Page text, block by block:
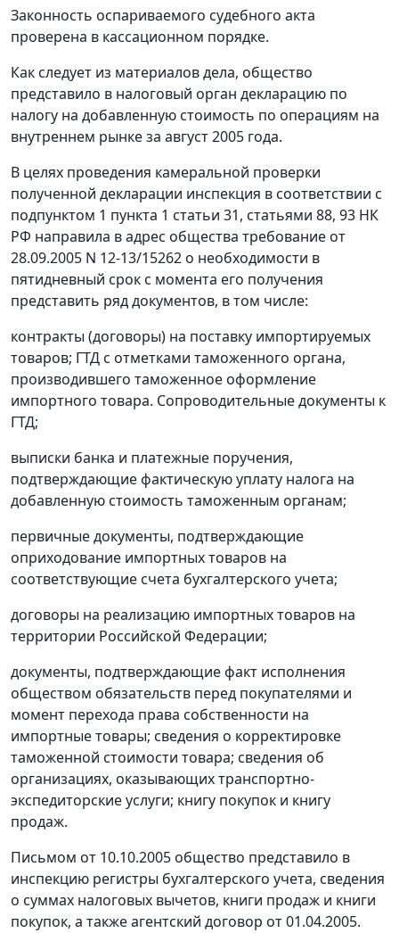
Законность оспариваемого судебного акта
проверена в кассационном порядке.
Как следует из материалов дела, общество
представило в налоговый орган декларацию по
налогу на добавленную стоимость по операциям на
внутреннем рынке за август 2005 года.
В целях проведения камеральной проверки
полученной декларации инспекция в соответствии с
подпунктом 1 пункта 1 статьи 31, статьями 88, 93 НК
РФ направила в адрес общества требование от
28.09.2005 N 12-13/15262 о необходимости в
пятидневный срок с момента его получения
представить ряд документов, в том числе:
контракты (договоры) на поставку импортируемых
товаров; ГТД с отметками таможенного органа,
производившего таможенное оформление
импортного товара. Сопроводительные документы к
ГТД;
выписки банка и платежные поручения,
подтверждающие фактическую уплату налога на
добавленную стоимость таможенным органам;
первичные документы, подтверждающие
оприходование импортных товаров на
соответствующие счета бухгалтерского учета;
договоры на реализацию импортных товаров на
территории Российской Федерации;
документы, подтверждающие факт исполнения
обществом обязательств перед покупателями и
момент перехода права собственности на
импортные товары; сведения о корректировке
таможенной стоимости товара; сведения об
организациях, оказывающих транспортно-
экспедиторские услуги; книгу покупок и книгу
продаж.
Письмом от 10.10.2005 общество представило в
инспекцию регистры бухгалтерского учета, сведения
о суммах налоговых вычетов, книги продаж и книги
покупок, а также агентский договор от 01.04.2005.